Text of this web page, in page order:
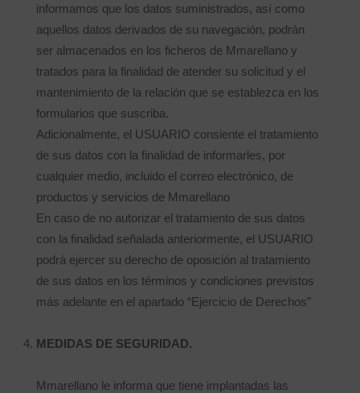
informamos que los datos suministrados, así como
aquellos datos derivados de su navegación, podrán
ser almacenados en los ficheros de Mmarellano y
tratados para la finalidad de atender su solicitud y el
mantenimiento de la relación que se establezca en los
formularios que suscriba.
Adicionalmente, el USUARIO consiente el tratamiento
de sus datos con la finalidad de informarles, por
cualquier medio, incluido el correo electrónico, de
productos y servicios de Mmarellano
En caso de no autorizar el tratamiento de sus datos
con la finalidad señalada anteriormente, el USUARIO
podrá ejercer su derecho de oposición al tratamiento
de sus datos en los términos y condiciones previstos
más adelante en el apartado “Ejercicio de Derechos”
MEDIDAS DE SEGURIDAD.
Mmarellano le informa que tiene implantadas las